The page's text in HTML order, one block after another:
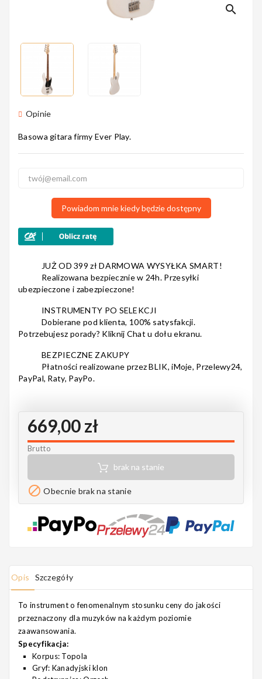
Smyczkowe
Instrumenty
Dla Dzieci
Nagłośnienie
Akcesoria
Kursy/Szkolenia
Prezenty
Notes
MAHILELE
Usługi
search
Opinie
Basowa gitara firmy Ever Play.
Powiadom mnie kiedy będzie dostępny
JUŻ OD 399 zł DARMOWA WYSYŁKA SMART!
Realizowana bezpiecznie w 24h. Przesyłki
ubezpieczone i zabezpieczone!
INSTRUMENTY PO SELEKCJI
Dobierane pod klienta, 100% satysfakcji.
Potrzebujesz porady? Kliknij Chat u dołu ekranu.
BEZPIECZNE ZAKUPY
Płatności realizowane przez BLIK, iMoje, Przelewy24,
PayPal, Raty, PayPo.
669,00 zł
Brutto
brak na stanie
 Obecnie brak na stanie
Opis Szczegóły
To instrument o fenomenalnym stosunku ceny do jakości
przeznaczony dla muzyków na każdym poziomie
zaawansowania.
Specyfikacja:
Korpus: Topola
Gryf: Kanadyjski klon